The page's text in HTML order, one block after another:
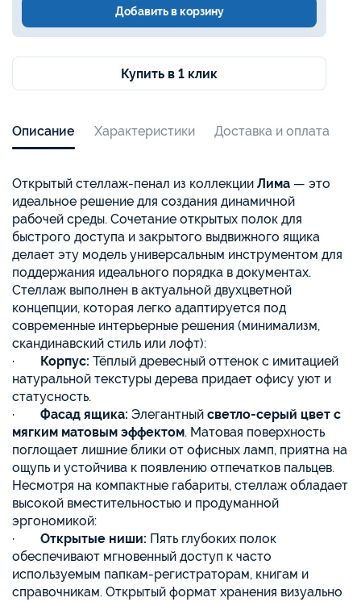
Добавить в корзину
Купить в 1 клик
Описание Характеристики Доставка и оплата
Открытый стеллаж-пенал из коллекции Лима — это
идеальное решение для создания динамичной
рабочей среды. Сочетание открытых полок для
быстрого доступа и закрытого выдвижного ящика
делает эту модель универсальным инструментом для
поддержания идеального порядка в документах.
Стеллаж выполнен в актуальной двухцветной
концепции, которая легко адаптируется под
современные интерьерные решения (минимализм,
скандинавский стиль или лофт):
· Корпус: Тёплый древесный оттенок с имитацией
натуральной текстуры дерева придает офису уют и
статусность.
· Фасад ящика: Элегантный светло-серый цвет с
мягким матовым эффектом. Матовая поверхность
поглощает лишние блики от офисных ламп, приятна на
ощупь и устойчива к появлению отпечатков пальцев.
Несмотря на компактные габариты, стеллаж обладает
высокой вместительностью и продуманной
эргономикой:
· Открытые ниши: Пять глубоких полок
обеспечивают мгновенный доступ к часто
используемым папкам-регистраторам, книгам и
справочникам. Открытый формат хранения визуально